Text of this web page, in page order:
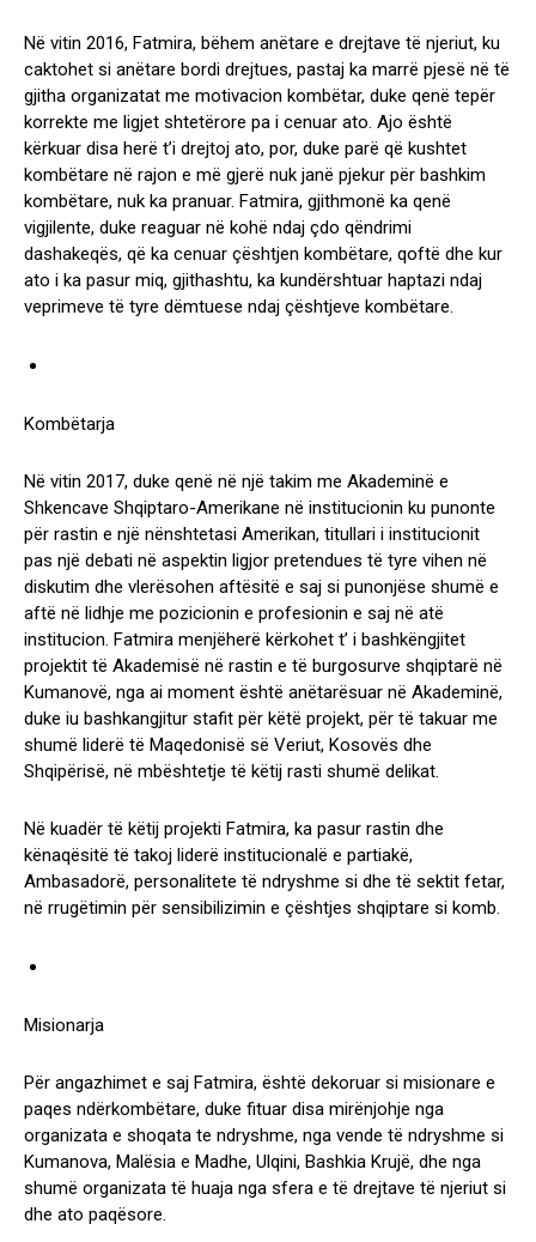
Në vitin 2016, Fatmira, bëhem anëtare e drejtave të njeriut, ku
caktohet si anëtare bordi drejtues, pastaj ka marrë pjesë në të
gjitha organizatat me motivacion kombëtar, duke qenë tepër
korrekte me ligjet shtetërore pa i cenuar ato. Ajo është
kërkuar disa herë t’i drejtoj ato, por, duke parë që kushtet
kombëtare në rajon e më gjerë nuk janë pjekur për bashkim
kombëtare, nuk ka pranuar. Fatmira, gjithmonë ka qenë
vigjilente, duke reaguar në kohë ndaj çdo qëndrimi
dashakeqës, që ka cenuar çështjen kombëtare, qoftë dhe kur
ato i ka pasur miq, gjithashtu, ka kundërshtuar haptazi ndaj
veprimeve të tyre dëmtuese ndaj çështjeve kombëtare.
Kombëtarja
Në vitin 2017, duke qenë në një takim me Akademinë e
Shkencave Shqiptaro-Amerikane në institucionin ku punonte
për rastin e një nënshtetasi Amerikan, titullari i institucionit
pas një debati në aspektin ligjor pretendues të tyre vihen në
diskutim dhe vlerësohen aftësitë e saj si punonjëse shumë e
aftë në lidhje me pozicionin e profesionin e saj në atë
institucion. Fatmira menjëherë kërkohet t’ i bashkëngjitet
projektit të Akademisë në rastin e të burgosurve shqiptarë në
Kumanovë, nga ai moment është anëtarësuar në Akademinë,
duke iu bashkangjitur stafit për këtë projekt, për të takuar me
shumë liderë të Maqedonisë së Veriut, Kosovës dhe
Shqipërisë, në mbështetje të këtij rasti shumë delikat.
Në kuadër të këtij projekti Fatmira, ka pasur rastin dhe
kënaqësitë të takoj liderë institucionalë e partiakë,
Ambasadorë, personalitete të ndryshme si dhe të sektit fetar,
në rrugëtimin për sensibilizimin e çështjes shqiptare si komb.
Misionarja
Për angazhimet e saj Fatmira, është dekoruar si misionare e
paqes ndërkombëtare, duke fituar disa mirënjohje nga
organizata e shoqata te ndryshme, nga vende të ndryshme si
Kumanova, Malësia e Madhe, Ulqini, Bashkia Krujë, dhe nga
shumë organizata të huaja nga sfera e të drejtave të njeriut si
dhe ato paqësore.